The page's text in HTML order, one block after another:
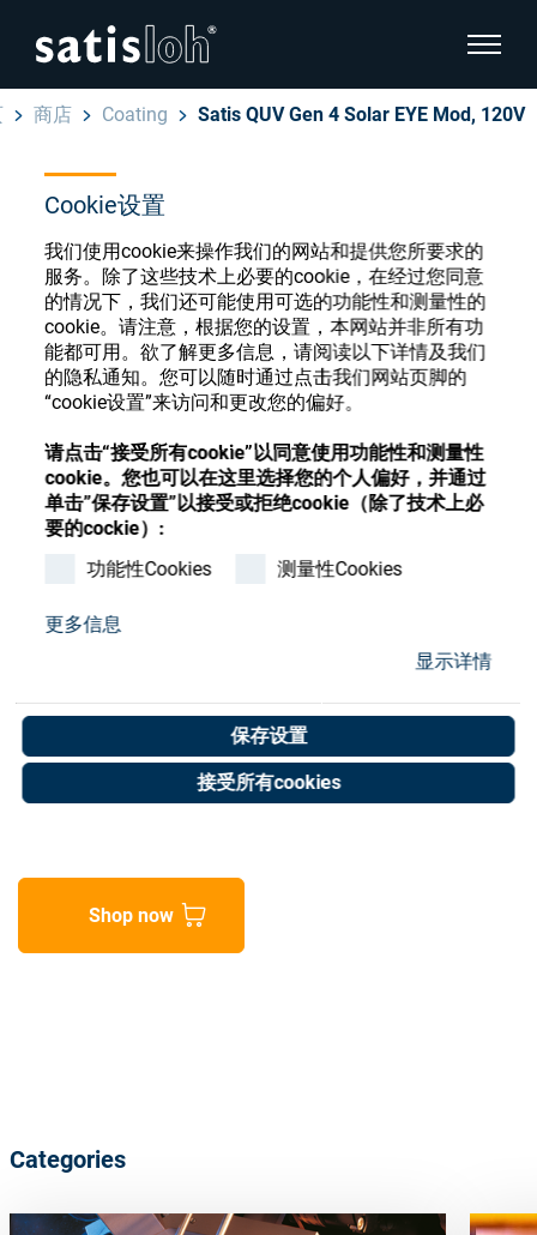
Cookie设置
我们使用cookie来操作我们的网站和提供您所要求的
服务。除了这些技术上必要的cookie，在经过您同意
的情况下，我们还可能使用可选的功能性和测量性的
cookie。请注意，根据您的设置，本网站并非所有功
能都可用。欲了解更多信息，请阅读以下详情及我们
的隐私通知。您可以随时通过点击我们网站页脚的
“cookie设置”来访问和更改您的偏好。
请点击“接受所有cookie”以同意使用功能性和测量性
cookie。您也可以在这里选择您的个人偏好，并通过
单击”保存设置”以接受或拒绝cookie（除了技术上必
要的cockie）:
功能性Cookies
测量性Cookies
更多信息
显示详情
保存设置
接受所有cookies
显示页
汉语
眼镜光学
精密光学
我们是谁
加入我们
隐藏页面导航
English
Deutsch
Español
Français
商店 Coating Satis QUV Gen 4 Solar EYE Mod, 120V
眼镜光学耗材商店
注册或登录以访问您的帐户，并了解我们的各
种眼镜光学耗材
注册 登录
Satis QUV Gen 4 Solar
EYE Mod, 120V
Art. No. 02076128
Unit of measure : Piece
Shop now
Categories